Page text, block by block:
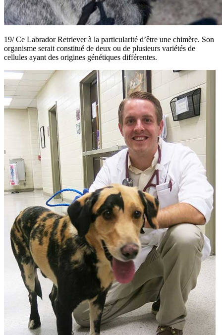
19/ Ce Labrador Retriever à la particularité d’être une chimère. Son
organisme serait constitué de deux ou de plusieurs variétés de
cellules ayant des origines génétiques différentes.